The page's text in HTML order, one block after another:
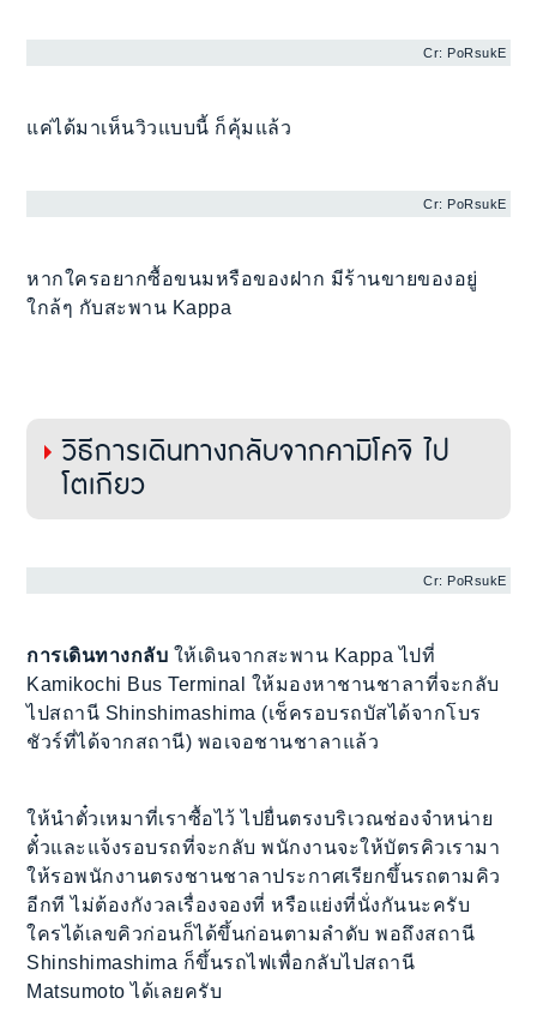
Cr: PoRsukE
แค่ได้มาเห็นวิวแบบนี้ ก็คุ้มแล้ว
Cr: PoRsukE
หากใครอยากซื้อขนมหรือของฝาก มีร้านขายของอยู่
ใกล้ๆ กับสะพาน Kappa
วิธีการเดินทางกลับจากคามิโคจิ ไป
โตเกียว
Cr: PoRsukE
การเดินทางกลับ ให้เดินจากสะพาน Kappa ไปที่
Kamikochi Bus Terminal ให้มองหาชานชาลาที่จะกลับ
ไปสถานี Shinshimashima (เช็ครอบรถบัสได้จากโบร
ชัวร์ที่ได้จากสถานี) พอเจอชานชาลาแล้ว
ให้นำตั๋วเหมาที่เราซื้อไว้ ไปยื่นตรงบริเวณช่องจำหน่าย
ตั๋วและแจ้งรอบรถที่จะกลับ พนักงานจะให้บัตรคิวเรามา
ให้รอพนักงานตรงชานชาลาประกาศเรียกขึ้นรถตามคิว
อีกที ไม่ต้องกังวลเรื่องจองที่ หรือแย่งที่นั่งกันนะครับ
ใครได้เลขคิวก่อนก็ได้ขึ้นก่อนตามลำดับ พอถึงสถานี
Shinshimashima ก็ขึ้นรถไฟเพื่อกลับไปสถานี
Matsumoto ได้เลยครับ